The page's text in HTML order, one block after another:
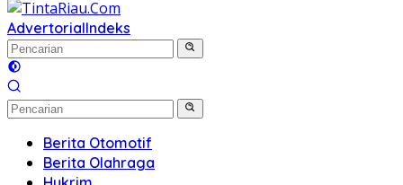
AdvertorialIndeks
Berita Otomotif
Berita Olahraga